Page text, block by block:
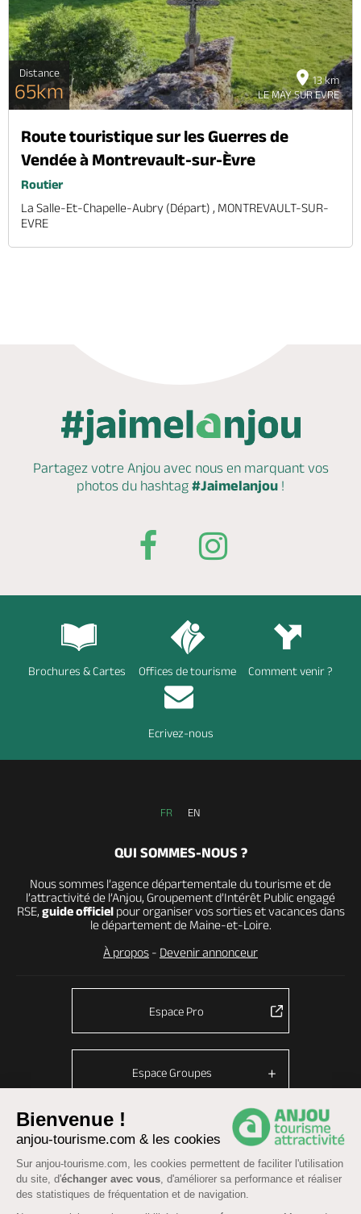
Bienvenue !
anjou-tourisme.com & les cookies
Sur anjou-tourisme.com, les cookies permettent de faciliter l'utilisation
du site, d'échanger avec vous, d'améliorer sa performance et réaliser
des statistiques de fréquentation et de navigation.
13 km
LE MAY SUR EVRE
Distance
65km
Route touristique sur les Guerres de
Vendée à Montrevault-sur-Èvre
Routier
La Salle-Et-Chapelle-Aubry (départ) , MONTREVAULT-SUR-
EVRE
Partagez votre Anjou avec nous en marquantvos
photos du hashtag #Jaimelanjou !
Brochures & Cartes Offices de tourisme Comment venir ?
Ecrivez-nous
FR EN
QUI SOMMES-NOUS ?
Nous sommes l’agence départementale du tourisme et de
l’attractivité de l’Anjou, Groupement d’Intérêt Public engagé
RSE, guide officielpour organiser vos sorties et vacances dans
le département de Maine-et-Loire.
À propos - Devenir annonceur
Espace Pro
Espace Groupes
© Anjou tourisme 2026 -Plan du site-Fonctionnement du site
Mentions légales Données personnelles
CGU Réservation-Accessibilité : partiellement conforme